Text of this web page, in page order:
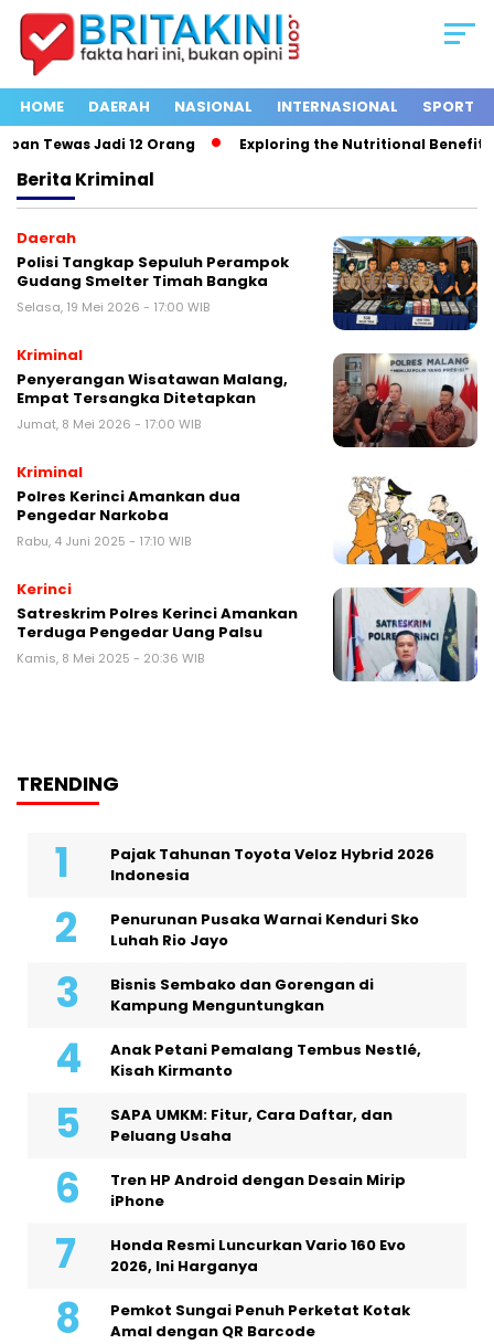
HOME DAERAH NASIONAL INTERNASIONAL SPORT
Tewas Jadi 12 Orang Exploring the Nutritional Benefits
Berita Kriminal
Daerah
Polisi Tangkap Sepuluh Perampok
Gudang Smelter Timah Bangka
Selasa, 19 Mei 2026 - 17:00 WIB
Kriminal
Penyerangan Wisatawan Malang,
Empat Tersangka Ditetapkan
Jumat, 8 Mei 2026 - 17:00 WIB
Kriminal
Polres Kerinci Amankan dua
Pengedar Narkoba
Rabu, 4 Juni 2025 - 17:10 WIB
Kerinci
Satreskrim Polres Kerinci Amankan
Terduga Pengedar Uang Palsu
Kamis, 8 Mei 2025 - 20:36 WIB
TRENDING
Pajak Tahunan Toyota Veloz Hybrid 2026
Indonesia
Penurunan Pusaka Warnai Kenduri Sko
Luhah Rio Jayo
Bisnis Sembako dan Gorengan di
Kampung Menguntungkan
Anak Petani Pemalang Tembus Nestlé,
Kisah Kirmanto
SAPA UMKM: Fitur, Cara Daftar, dan
Peluang Usaha
Tren HP Android dengan Desain Mirip
iPhone
Honda Resmi Luncurkan Vario 160 Evo
2026, Ini Harganya
Pemkot Sungai Penuh Perketat Kotak
Amal dengan QR Barcode